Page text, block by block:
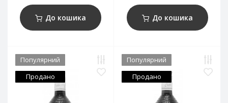
До кошика До кошика
Популярний
Продано
Популярний
Продано